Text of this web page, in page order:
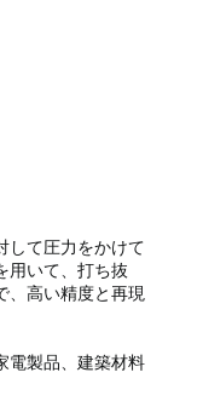
して圧力をかけて
用いて、打ち抜
、高い精度と再現
電製品、建築材料